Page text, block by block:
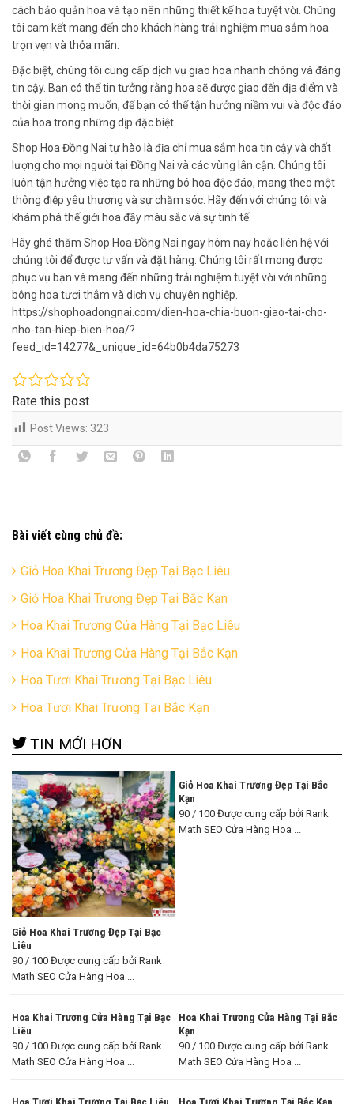
cách bảo quản hoa và tạo nên những thiết kế hoa tuyệt vời. Chúng
tôi cam kết mang đến cho khách hàng trải nghiệm mua sắm hoa
trọn vẹn và thỏa mãn.
Đặc biệt, chúng tôi cung cấp dịch vụ giao hoa nhanh chóng và đáng
tin cậy. Bạn có thể tin tưởng rằng hoa sẽ được giao đến địa điểm và
thời gian mong muốn, để bạn có thể tận hưởng niềm vui và độc đáo
của hoa trong những dịp đặc biệt.
Shop Hoa Đồng Nai tự hào là địa chỉ mua sắm hoa tin cậy và chất
lượng cho mọi người tại Đồng Nai và các vùng lân cận. Chúng tôi
luôn tận hưởng việc tạo ra những bó hoa độc đáo, mang theo một
thông điệp yêu thương và sự chăm sóc. Hãy đến với chúng tôi và
khám phá thế giới hoa đầy màu sắc và sự tinh tế.
Hãy ghé thăm Shop Hoa Đồng Nai ngay hôm nay hoặc liên hệ với
chúng tôi để được tư vấn và đặt hàng. Chúng tôi rất mong được
phục vụ bạn và mang đến những trải nghiệm tuyệt vời với những
bông hoa tươi thắm và dịch vụ chuyên nghiệp.
https://shophoadongnai.com/dien-hoa-chia-buon-giao-tai-cho-
nho-tan-hiep-bien-hoa/?
feed_id=14277&_unique_id=64b0b4da75273
Rate this post
Post Views: 323
Bài viết cùng chủ đề:
Giỏ Hoa Khai Trương Đẹp Tại Bạc Liêu
Giỏ Hoa Khai Trương Đẹp Tại Bắc Kạn
Hoa Khai Trương Cửa Hàng Tại Bạc Liêu
Hoa Khai Trương Cửa Hàng Tại Bắc Kạn
Hoa Tươi Khai Trương Tại Bạc Liêu
Hoa Tươi Khai Trương Tại Bắc Kạn
TIN MỚI HƠN
Giỏ Hoa Khai Trương Đẹp Tại Bạc
Liêu
90 / 100 Được cung cấp bởi Rank
Math SEO Cửa Hàng Hoa ...
Giỏ Hoa Khai Trương Đẹp Tại Bắc
Kạn
90 / 100 Được cung cấp bởi Rank
Math SEO Cửa Hàng Hoa ...
Hoa Khai Trương Cửa Hàng Tại Bạc
Liêu
90 / 100 Được cung cấp bởi Rank
Math SEO Cửa Hàng Hoa ...
Hoa Khai Trương Cửa Hàng Tại Bắc
Kạn
90 / 100 Được cung cấp bởi Rank
Math SEO Cửa Hàng Hoa ...